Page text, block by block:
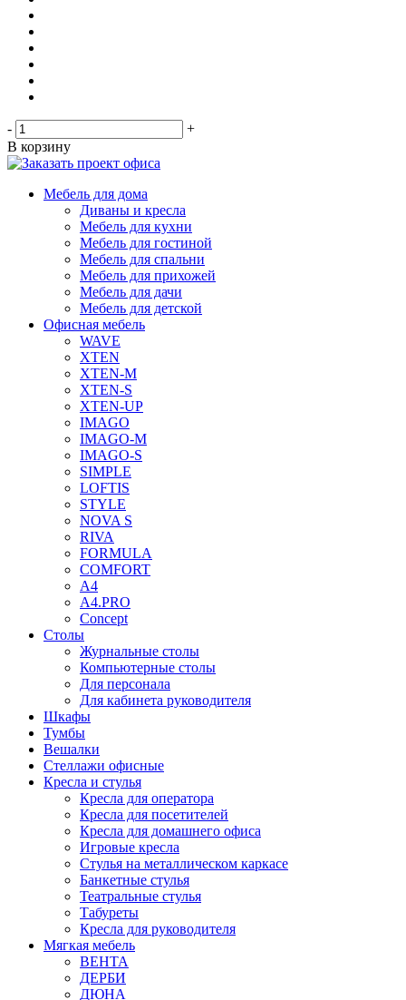
-
+
В корзину
Мебель для дома
Диваны и кресла
Мебель для кухни
Мебель для гостиной
Мебель для спальни
Мебель для прихожей
Мебель для дачи
Мебель для детской
Офисная мебель
WAVE
XTEN
XTEN-M
XTEN-S
XTEN-UP
IMAGO
IMAGO-M
IMAGO-S
SIMPLE
LOFTIS
STYLE
NOVA S
RIVA
FORMULA
COMFORT
A4
A4.PRO
Concept
Столы
Журнальные столы
Компьютерные столы
Для персонала
Для кабинета руководителя
Шкафы
Тумбы
Вешалки
Стеллажи офисные
Кресла и стулья
Кресла для оператора
Кресла для посетителей
Кресла для домашнего офиса
Игровые кресла
Стулья на металлическом каркасе
Банкетные стулья
Театральные стулья
Табуреты
Кресла для руководителя
Мягкая мебель
ВЕНТА
ДЕРБИ
ДЮНА